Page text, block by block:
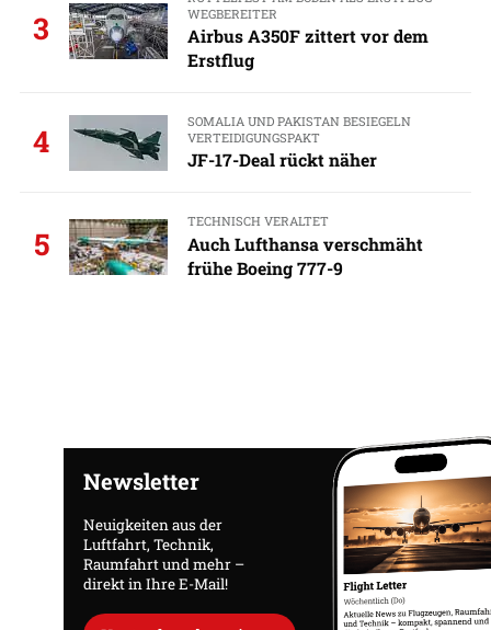
3
WEGBEREITER
Airbus A350F zittert vor dem
Erstflug
4
SOMALIA UND PAKISTAN BESIEGELN
VERTEIDIGUNGSPAKT
JF-17-Deal rückt näher
5
TECHNISCH VERALTET
Auch Lufthansa verschmäht
frühe Boeing 777-9
Newsletter
Neuigkeiten aus der
Luftfahrt, Technik,
Raumfahrt und mehr –
direkt in Ihre E-Mail!